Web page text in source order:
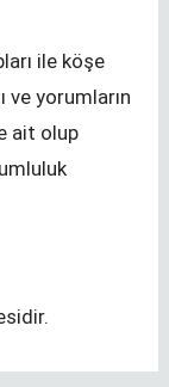
ile köşe
ve yorumların
ait olup